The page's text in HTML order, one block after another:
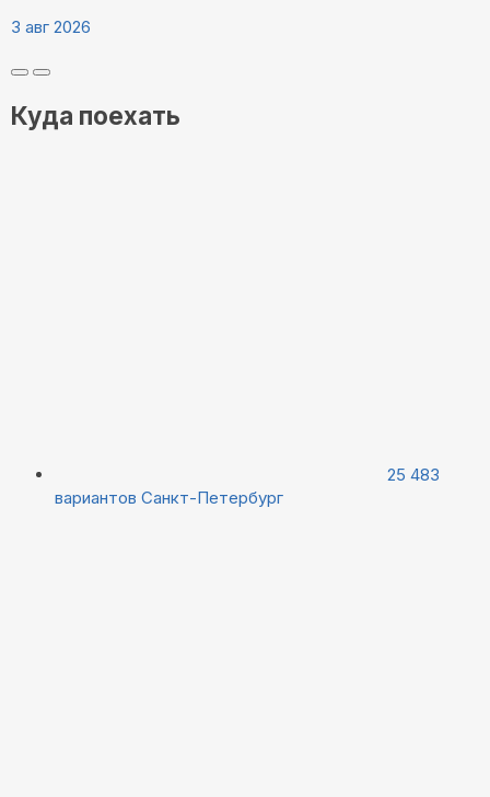
3 авг 2026
Куда поехать
25 483
вариантов Санкт-Петербург